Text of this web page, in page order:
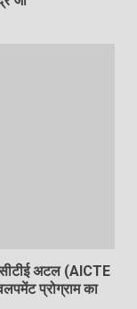
अटल (AICTE
प्रोग्राम का